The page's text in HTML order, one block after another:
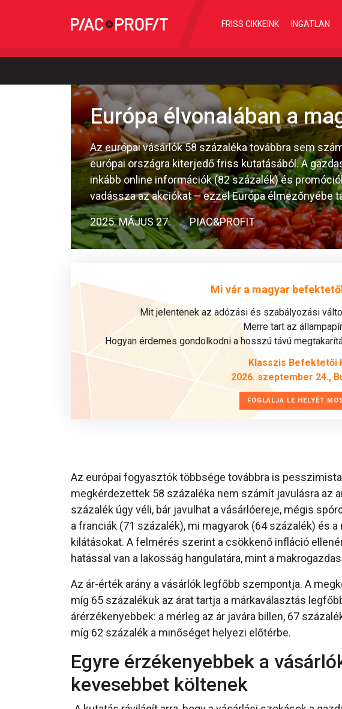
FRISS CIKKEINK INGATLAN
Európa élvonalában a
Az európai vásárlók 58 százaléka továbbra sem
európai országra kiterjedő friss kutatásából. A
inkább online információk (82 százalék) és
vadássza az akciókat – ezzel Európa élmezőnyébe
2025. MÁJUS 27. PIAC&PROFIT
Mi vár a magyar
Mit jelentenek az adózási és szabályozási
Merre tart az
Hogyan érdemes gondolkodni a hosszú távú
Klasszis Befektetői
2026. szeptember 24.,
FOGLALJA LE HELYÉT
Az európai fogyasztók többsége továbbra is
megkérdezettek 58 százaléka nem számít javulásra az
százalék úgy véli, bár javulhat a vásárlóereje, mégis
a franciák (71 százalék), mi magyarok (64 százalék) és
kilátásokat. A felmérés szerint a csökkenő infláció
hatással van a lakosság hangulatára, mint a
Az ár-érték arány a vásárlók legfőbb szempontja. A
míg 65 százalékuk az árat tartja a márkaválasztás
árérzékenyebbek: a mérleg az ár javára billen, 67
míg 62 százalék a minőséget helyezi előtérbe.
Egyre érzékenyebbek a
kevesebbet költenek